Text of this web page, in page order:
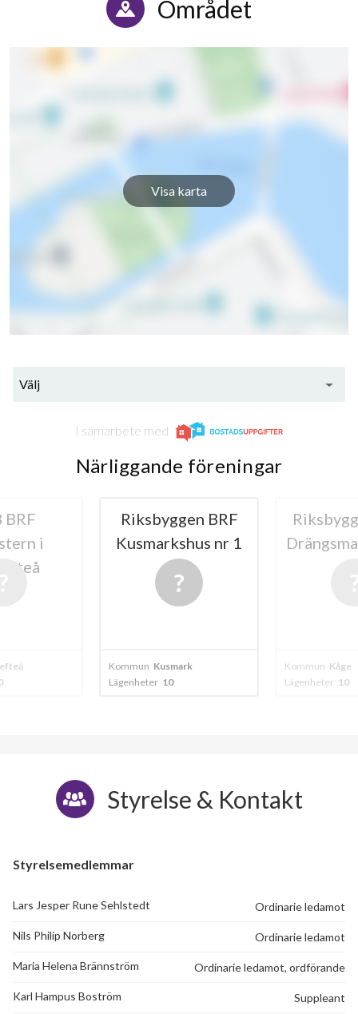
Området
Visa karta
Välj
I samarbete med
Närliggande föreningar
BRF
i
Riksbyggen BRF
Kusmarkshus nr 1
Kommun Kusmark
Lägenheter 10
Kommun Kåge
Lägenheter 10
Styrelse & Kontakt
Styrelsemedlemmar
Lars Jesper Rune Sehlstedt Ordinarie ledamot
Nils Philip Norberg Ordinarie ledamot
Maria Helena Brännström Ordinarie ledamot, ordförande
Karl Hampus Boström Suppleant